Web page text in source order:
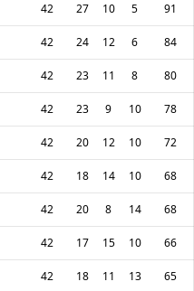
42 27 10 5 91
42 24 12 6 84
42 23 11 8 80
42 23 9 10 78
42 20 12 10 72
42 18 14 10 68
42 20 8 14 68
42 17 15 10 66
42 18 11 13 65